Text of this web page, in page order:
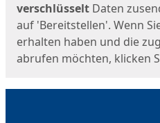
verschlüsselt Daten
auf 'Bereitstellen'. Wenn
erhalten haben und die
abrufen möchten, klicken